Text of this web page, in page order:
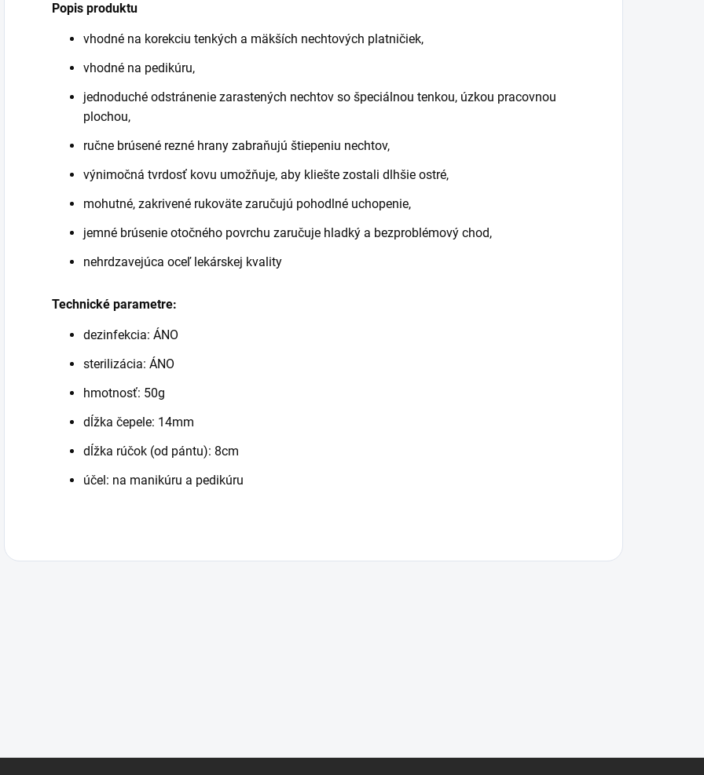
Popis produktu
vhodné na korekciu tenkých a mäkších nechtových platničiek,
vhodné na pedikúru,
jednoduché odstránenie zarastených nechtov so špeciálnou tenkou, úzkou pracovnou
plochou,
ručne brúsené rezné hrany zabraňujú štiepeniu nechtov,
výnimočná tvrdosť kovu umožňuje, aby kliešte zostali dlhšie ostré,
mohutné, zakrivené rukoväte zaručujú pohodlné uchopenie,
jemné brúsenie otočného povrchu zaručuje hladký a bezproblémový chod,
nehrdzavejúca oceľ lekárskej kvality
Technické parametre:
dezinfekcia: ÁNO
sterilizácia: ÁNO
hmotnosť: 50g
dĺžka čepele: 14mm
dĺžka rúčok (od pántu): 8cm
účel: na manikúru a pedikúru